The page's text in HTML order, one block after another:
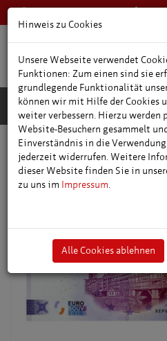
Online-Shop
Hinweis zu Cookies
Unsere Webseite verwendet
Funktionen: Zum einen sind sie
grundlegende Funktionalität
können wir mit Hilfe der Cookies
weiter verbessern. Hierzu werden
Website-Besuchern gesammelt
Einverständnis in die
jederzeit widerrufen. Weitere
dieser Website finden Sie in
zu uns im Impressum.
Alle Cookies ablehnen